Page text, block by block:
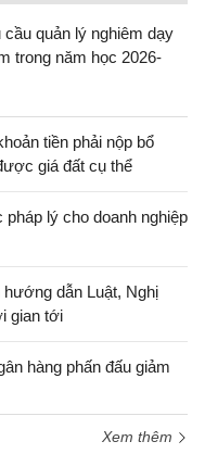
quản lý nghiêm dạy
trong năm học 2026-
tiền phải nộp bổ
giá đất cụ thể
lý cho doanh nghiệp
dẫn Luật, Nghị
gian tới
hàng phấn đấu giảm
Xem thêm